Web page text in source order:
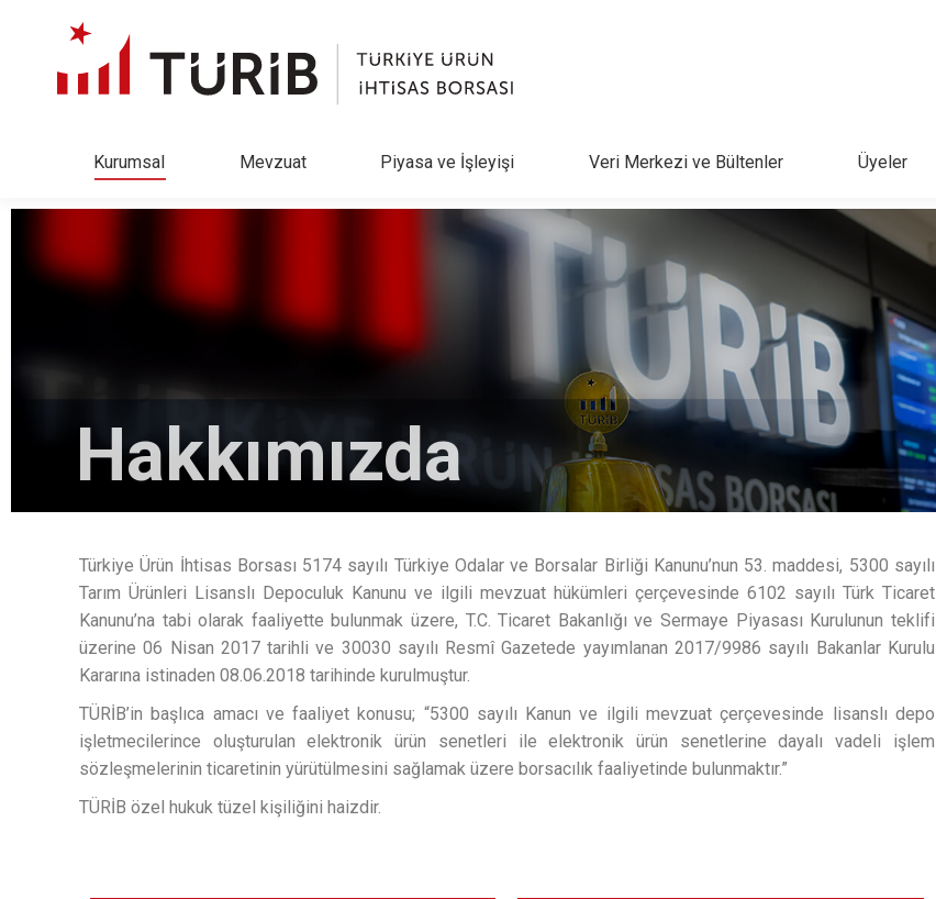
Kurumsal Mevzuat Piyasa ve İşleyişi Veri Merkezi ve Bültenler Üyeler
Hakkımızda
Türkiye Ürün İhtisas Borsası 5174 sayılı Türkiye Odalar ve Borsalar Birliği Kanunu’nun 53. maddesi, 5300 sayılı
Tarım Ürünleri Lisanslı Depoculuk Kanunu ve ilgili mevzuat hükümleri çerçevesinde 6102 sayılı Türk Ticaret
Kanunu’na tabi olarak faaliyette bulunmak üzere, T.C. Ticaret Bakanlığı ve Sermaye Piyasası Kurulunun teklifi
üzerine 06 Nisan 2017 tarihli ve 30030 sayılı Resmî Gazetede yayımlanan 2017/9986 sayılı Bakanlar Kurulu
Kararına istinaden 08.06.2018 tarihinde kurulmuştur.
TÜRİB’in başlıca amacı ve faaliyet konusu; “5300 sayılı Kanun ve ilgili mevzuat çerçevesinde lisanslı depo
işletmecilerince oluşturulan elektronik ürün senetleri ile elektronik ürün senetlerine dayalı vadeli işlem
sözleşmelerinin ticaretinin yürütülmesini sağlamak üzere borsacılık faaliyetinde bulunmaktır.”
TÜRİB özel hukuk tüzel kişiliğini haizdir.